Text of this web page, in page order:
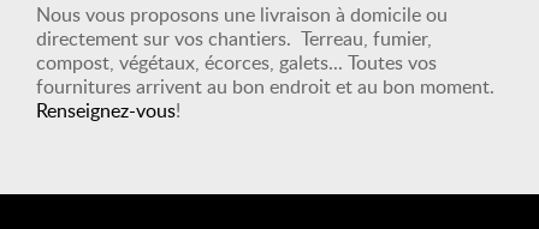
Nous vous proposons une livraison à domicile ou
directement sur vos chantiers. Terreau, fumier,
compost, végétaux, écorces, galets... Toutes vos
fournitures arrivent au bon endroit et au bon moment.
Renseignez-vous!